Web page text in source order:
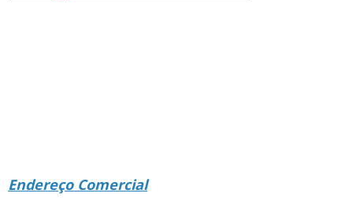
Endereço Comercial